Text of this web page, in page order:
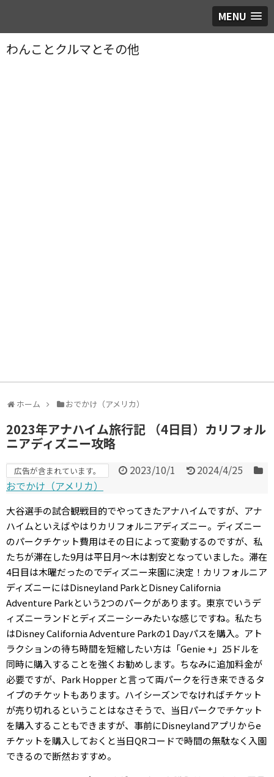
MENU
わんことクルマとその他
ホーム おでかけ（アメリカ）
2023年アナハイム旅行記 （4日目）カリフォル
ニアディズニー攻略
広告が含まれています。 2023/10/1
2024/4/25
おでかけ（アメリカ）
大谷選手の試合観戦目的でやってきたアナハイムですが、アナ
ハイムといえばやはりカリフォルニアディズニー。ディズニー
のパークチケット費用はその日によって変動するのですが、私
たちが滞在した9月は平日月〜木は割安となっていました。滞在
4日目は木曜だったのでディズニー来園に決定！カリフォルニア
ディズニーにはDisneyland ParkとDisney California
Adventure Parkという2つのパークがあります。東京でいうデ
ィズニーランドとディズニーシーみたいな感じですね。私たち
はDisney California Adventure Parkの1 Dayパスを購入。アト
ラクションの待ち時間を短縮したい方は「Genie +」25ドルを
同時に購入することを強くお勧めします。ちなみに追加料金が
必要ですが、Park Hopper と言って両パークを行き来できるタ
イプのチケットもあります。ハイシーズンでなければチケット
が売り切れるということはなさそうで、当日パークでチケット
を購入することもできますが、事前にDisneylandアプリからe
チケットを購入しておくと当日QRコードで時間の無駄なく入園
できるので断然おすすめ。